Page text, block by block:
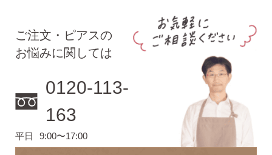
ピアスホールアドバイザー
ご注文・ピアスの
お悩みに関しては
0120-113-
163
平日 9:00〜17:00